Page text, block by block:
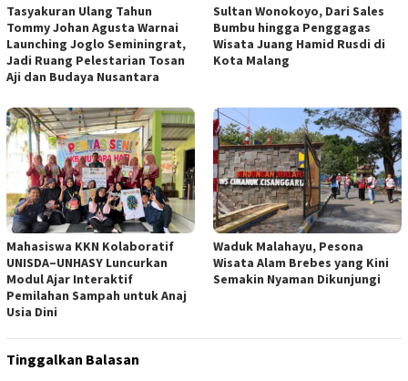
Tasyakuran Ulang Tahun
Tommy Johan Agusta Warnai
Launching Joglo Seminingrat,
Jadi Ruang Pelestarian Tosan
Aji dan Budaya Nusantara
Sultan Wonokoyo, Dari Sales
Bumbu hingga Penggagas
Wisata Juang Hamid Rusdi di
Kota Malang
Mahasiswa KKN Kolaboratif
UNISDA–UNHASY Luncurkan
Modul Ajar Interaktif
Pemilahan Sampah untuk Anaj
Usia Dini
Waduk Malahayu, Pesona
Wisata Alam Brebes yang Kini
Semakin Nyaman Dikunjungi
Tinggalkan Balasan